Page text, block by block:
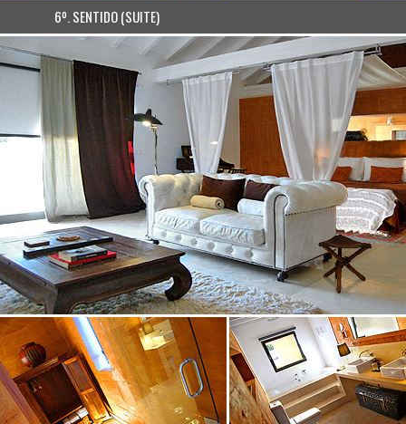
6º. SENTIDO (SUITE)